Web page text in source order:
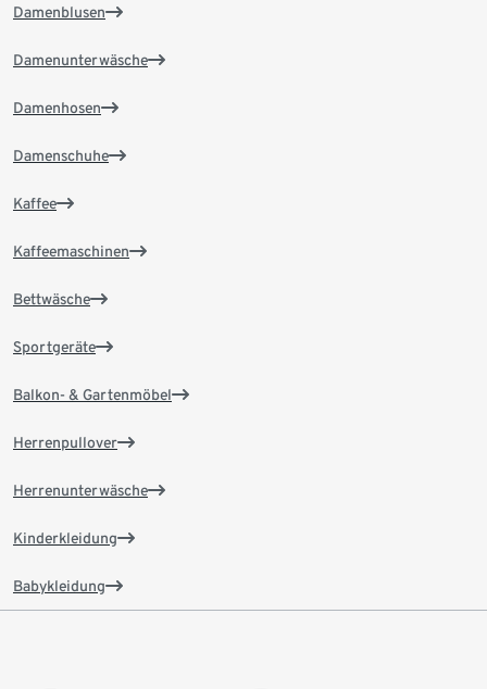
Damenblusen
Damenunterwäsche
Damenhosen
Damenschuhe
Kaffee
Kaffeemaschinen
Bettwäsche
Sportgeräte
Balkon- & Gartenmöbel
Herrenpullover
Herrenunterwäsche
Kinderkleidung
Babykleidung